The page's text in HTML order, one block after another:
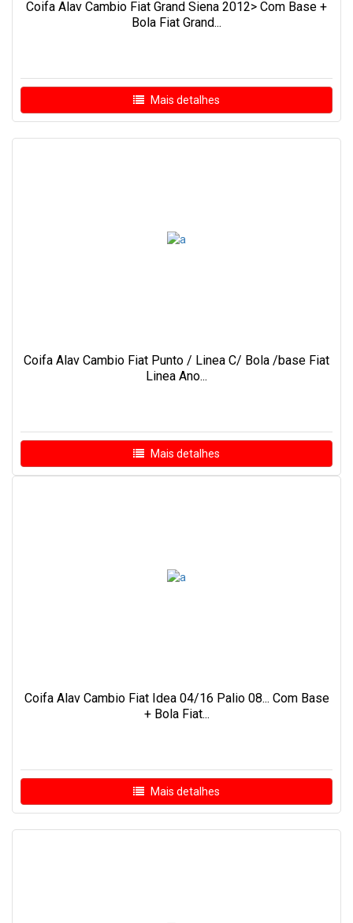
Coifa Alav Cambio Fiat Grand Siena 2012> Com Base +
Bola Fiat Grand...
Mais detalhes
Coifa Alav Cambio Fiat Punto / Linea C/ Bola /base Fiat
Linea Ano...
Mais detalhes
Coifa Alav Cambio Fiat Idea 04/16 Palio 08... Com Base
+ Bola Fiat...
Mais detalhes